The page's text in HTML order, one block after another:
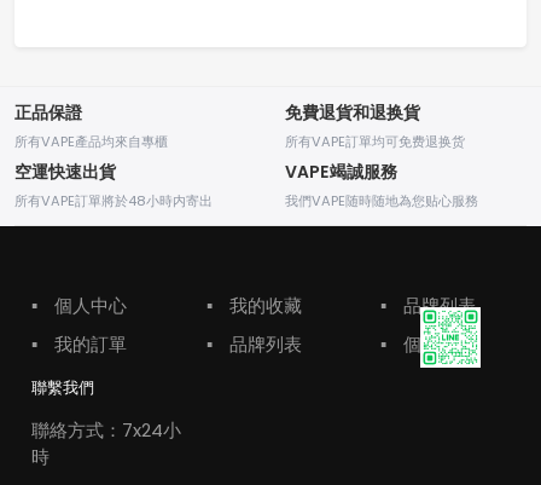
正品保證
所有VAPE產品均來自專櫃
免費退貨和退换貨
所有VAPE訂單均可免费退换货
空運快速出貨
所有VAPE訂單將於48小時内寄出
VAPE竭誠服務
我們VAPE随時随地為您贴心服務
▪
個人中心
▪
我的訂單
▪
我的收藏
▪
品牌列表
▪
品牌列表
▪
個人中心
聯繫我們
聯絡方式：7x24小
時